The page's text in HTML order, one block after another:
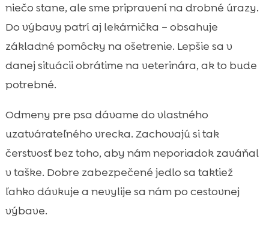
niečo stane, ale sme pripravení na drobné úrazy.
Do výbavy patrí aj lekárnička – obsahuje
základné pomôcky na ošetrenie. Lepšie sa v
danej situácii obrátime na veterinára, ak to bude
potrebné.
Odmeny pre psa dávame do vlastného
uzatvárateľného vrecka. Zachovajú si tak
čerstvosť bez toho, aby nám neporiadok zaváňal
v taške. Dobre zabezpečené jedlo sa taktiež
ľahko dávkuje a nevylije sa nám po cestovnej
výbave.